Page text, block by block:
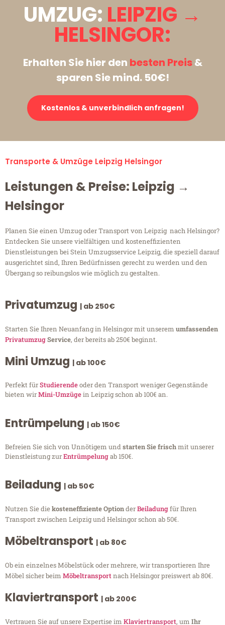
UMZUG: LEIPZIG →
HELSINGOR:
Erhalten Sie hier den besten Preis&
sparen Sie mind. 50€!
Kostenlos & unverbindlich anfragen!
Transporte & Umzüge Leipzig Helsingor
Leistungen & Preise: Leipzig →
Helsingor
Planen Sie einen Umzug oder Transport von Leipzig nach Helsingor?
Entdecken Sie unsere vielfältigen und kosteneffizienten
Dienstleistungen bei Stein Umzugsservice Leipzig, die speziell darauf
ausgerichtet sind, Ihren Bedürfnissen gerecht zu werden und den
Übergang so reibungslos wie möglich zu gestalten.
Privatumzug | ab 250€
Starten Sie Ihren Neuanfang in Helsingor mit unserem umfassenden
PrivatumzugService, der bereits ab 250€ beginnt.
Mini Umzug | ab 100€
Perfekt fürStudierendeoder den Transport weniger Gegenstände
bieten wirMini-Umzügein Leipzig schon ab 100€ an.
Entrümpelung | ab 150€
Befreien Sie sich von Unnötigem undstarten Sie frischmit unserer
Dienstleistung zurEntrümpelungab 150€.
Beiladung | ab 50€
Nutzen Sie diekosteneffiziente OptionderBeiladungfür Ihren
Transport zwischen Leipzig und Helsingor schon ab 50€.
Möbeltransport | ab 80€
Ob ein einzelnes Möbelstück oder mehrere, wir transportieren Ihre
Möbel sicher beim Möbeltransportnach Helsingor preiswert ab 80€.
Klaviertransport | ab 200€
Vertrauen Sie auf unsere Expertise im Klaviertransport, um Ihr